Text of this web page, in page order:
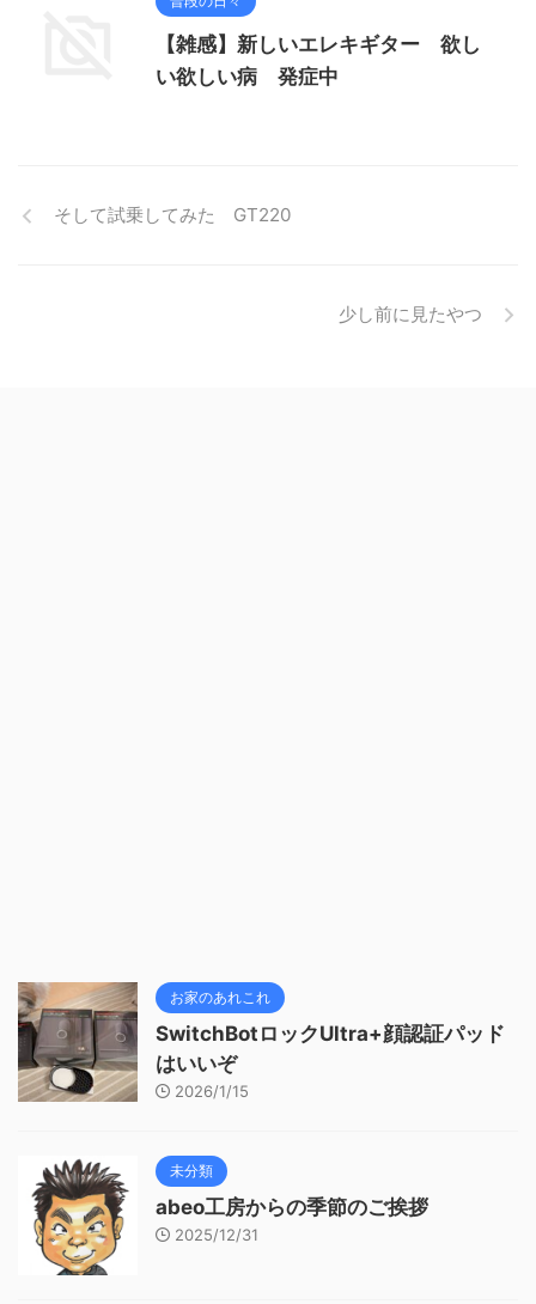
【雑感】新しいエレキギター 欲し
い欲しい病 発症中
そして試乗してみた GT220
少し前に見たやつ
お家のあれこれ
SwitchBotロックUltra+顔認証パッド
はいいぞ
2026/1/15
未分類
abeo工房からの季節のご挨拶
2025/12/31